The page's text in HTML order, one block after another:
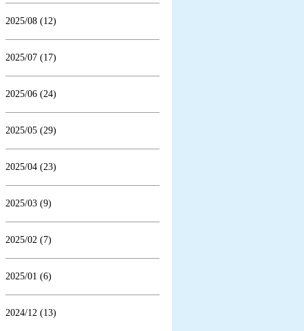
2025/08 (12)
2025/07 (17)
2025/06 (24)
2025/05 (29)
2025/04 (23)
2025/03 (9)
2025/02 (7)
2025/01 (6)
2024/12 (13)